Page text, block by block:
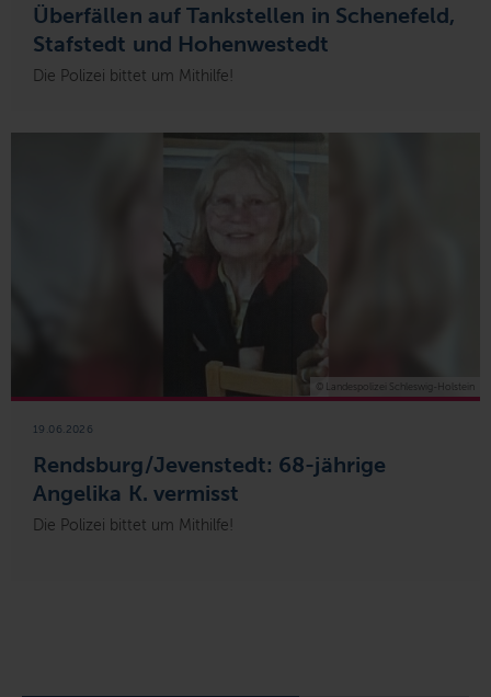
Überfällen auf Tankstellen in Schenefeld,
Stafstedt und Hohenwestedt
Die Polizei bittet um Mithilfe!
Rendsburg/Jevenstedt: 68-jährige
Angelika K. vermisst
19.06.2026
Die Polizei bittet um Mithilfe!
© Landespolizei Schleswig-Holstein